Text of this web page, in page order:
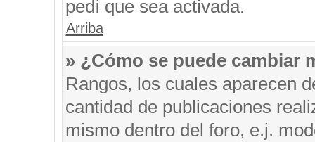
pedí que sea activada.
Arriba
» ¿Cómo se puede cambiar
Rangos, los cuales aparecen
cantidad de publicaciones
mismo dentro del foro, e.j.